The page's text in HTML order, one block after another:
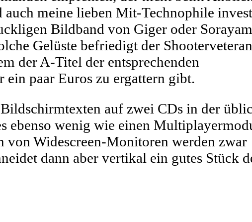
meine lieben Mit-Technophile
Bildband von Giger oder
Gelüste befriedigt der
der A-Titel der entsprechenden
ein paar Euros zu ergattern gibt.
auf zwei CDs in der
wenig wie einen
von Widescreen-Monitoren werden zwar
dann aber vertikal ein gutes Stück